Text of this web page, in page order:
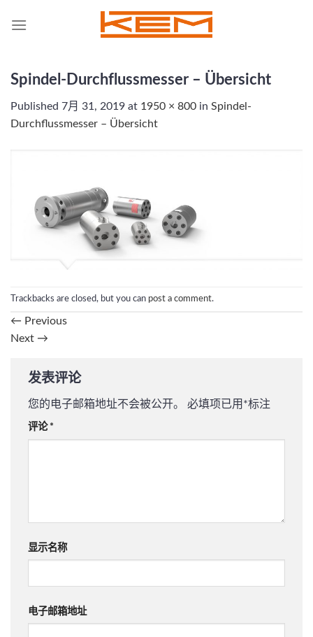
Spindel-Durchflussmesser – Übersicht
Published 7月 31, 2019 at 1950 × 800 in Spindel-
Durchflussmesser – Übersicht
Trackbacks are closed, but you can post a comment.
← Previous
Next →
发表评论
您的电子邮箱地址不会被公开。 必填项已用 *标注
评论 *
显示名称
电子邮箱地址